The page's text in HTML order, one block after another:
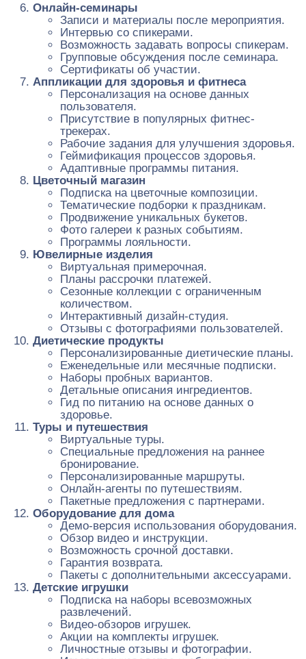
Онлайн-семинары
Записи и материалы после мероприятия.
Интервью со спикерами.
Возможность задавать вопросы спикерам.
Групповые обсуждения после семинара.
Сертификаты об участии.
Аппликации для здоровья и фитнеса
Персонализация на основе данных
пользователя.
Присутствие в популярных фитнес-
трекерах.
Рабочие задания для улучшения здоровья.
Геймификация процессов здоровья.
Адаптивные программы питания.
Цветочный магазин
Подписка на цветочные композиции.
Тематические подборки к праздникам.
Продвижение уникальных букетов.
Фото галереи к разных событиям.
Программы лояльности.
Ювелирные изделия
Виртуальная примерочная.
Планы рассрочки платежей.
Сезонные коллекции с ограниченным
количеством.
Интерактивный дизайн-студия.
Отзывы с фотографиями пользователей.
Диетические продукты
Персонализированные диетические планы.
Еженедельные или месячные подписки.
Наборы пробных вариантов.
Детальные описания ингредиентов.
Гид по питанию на основе данных о
здоровье.
Туры и путешествия
Виртуальные туры.
Специальные предложения на раннее
бронирование.
Персонализированные маршруты.
Онлайн-агенты по путешествиям.
Пакетные предложения с партнерами.
Оборудование для дома
Демо-версия использования оборудования.
Обзор видео и инструкции.
Возможность срочной доставки.
Гарантия возврата.
Пакеты с дополнительными аксессуарами.
Детские игрушки
Подписка на наборы всевозможных
развлечений.
Видео-обзоров игрушек.
Акции на комплекты игрушек.
Личностные отзывы и фотографии.